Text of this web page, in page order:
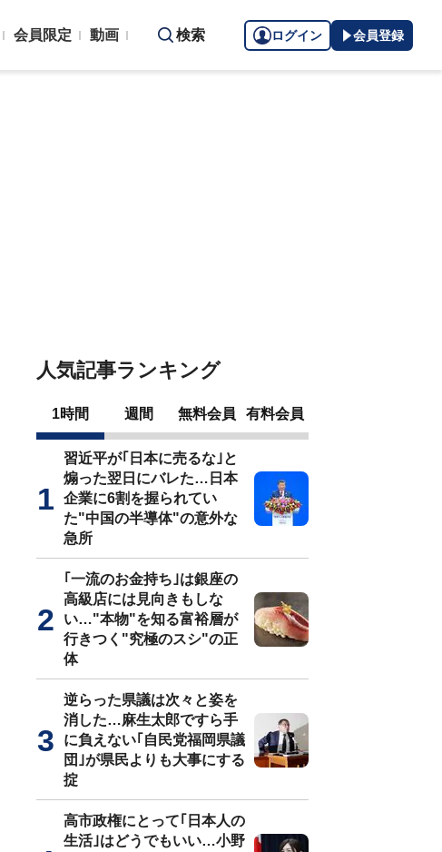
会員限定 動画 検索 ログイン 会員登録
人気記事ランキング
1時間 週間 無料会員 有料会員
習近平が｢日本に売るな｣と
煽った翌日にバレた…日本
企業に6割を握られてい
た"中国の半導体"の意外な
急所
｢一流のお金持ち｣は銀座の
高級店には見向きもしな
い…"本物"を知る富裕層が
行きつく"究極のスシ"の正
体
逆らった県議は次々と姿を
消した…麻生太郎ですら手
に負えない｢自民党福岡県議
団｣が県民よりも大事にする
掟
高市政権にとって｢日本人の
生活｣はどうでもいい…小野